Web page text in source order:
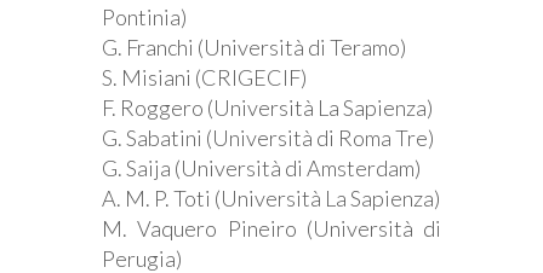
Pontinia)
G. Franchi (Università di Teramo)
S. Misiani (CRIGECIF)
F. Roggero (Università La Sapienza)
G. Sabatini (Università di Roma Tre)
G. Saija (Università di Amsterdam)
A. M. P. Toti (Università La Sapienza)
M. Vaquero Pineiro (Università di
Perugia)